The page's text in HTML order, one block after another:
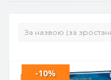
-10%